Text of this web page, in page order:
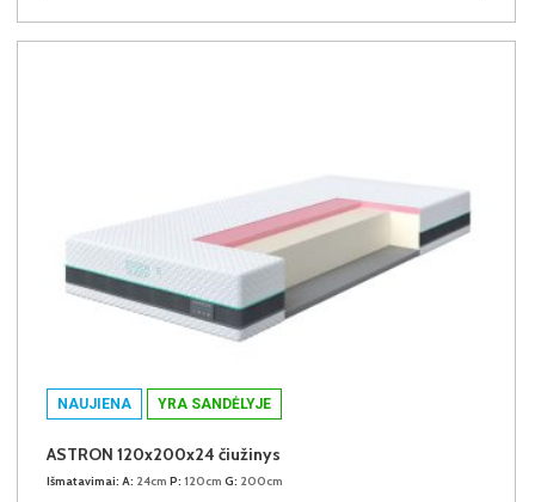
NAUJIENA YRA SANDĖLYJE
ASTRON 120x200x24 čiužinys
Išmatavimai: A: 24cm P: 120cm G: 200cm